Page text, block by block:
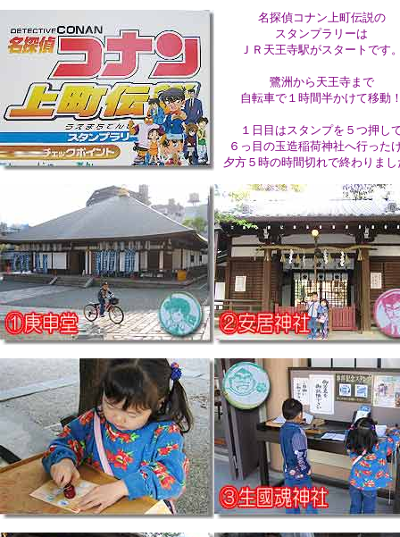
名探偵コナン上町伝説の
スタンプラリーは
ＪＲ天王寺駅がスタートです
鷺洲から天王寺まで
自転車で１時間半かけて移動
１日目はスタンプを５つ押し
６っ目の玉造稲荷神社へ行った
夕方５時の時間切れで終わりまし